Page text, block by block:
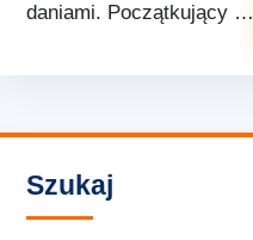
daniami. Początkujący …
Szukaj